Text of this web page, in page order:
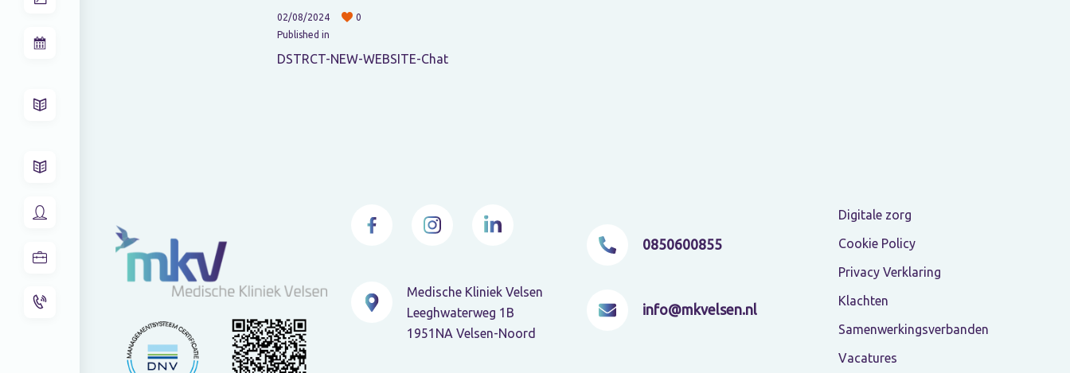
02/08/2024
0
Published in
DSTRCT-NEW-WEBSITE-Chat
Medische Kliniek Velsen
Leeghwaterweg 1B
1951NA Velsen-Noord
0850600855
info@mkvelsen.nl
Digitale zorg
Cookie Policy
Privacy Verklaring
Klachten
Samenwerkingsverbanden
Vacatures